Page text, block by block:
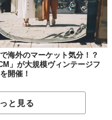
海外のマーケット気分！？
」が大規模ヴィンテージフ
開催！
と見る